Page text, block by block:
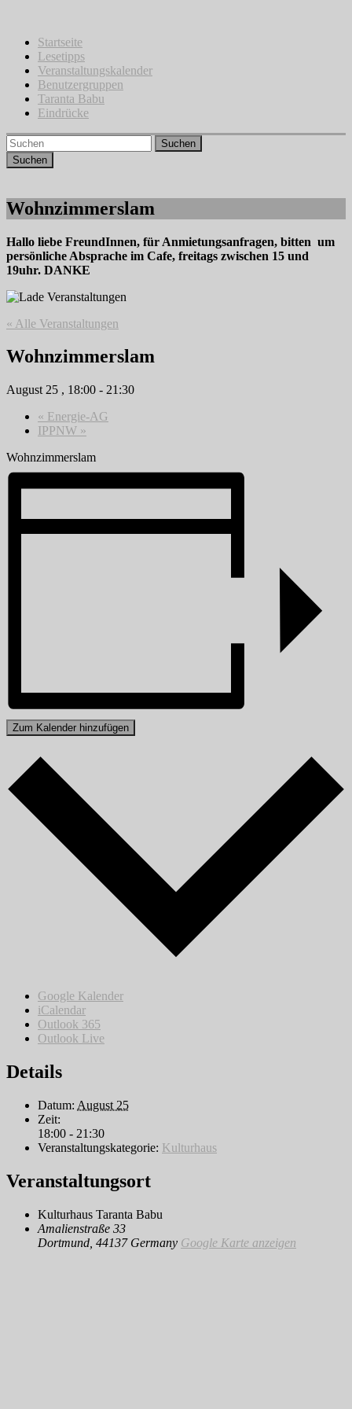
springenStartseite
Lesetipps
Veranstaltungskalender
Benutzergruppen
Taranta Babu
Eindrücke
Suchen
Wohnzimmerslam
Hallo liebe FreundInnen, für Anmietungsanfragen, bitten um
persönliche Absprache im Cafe, freitags zwischen 15 und
19uhr. DANKE
« Alle Veranstaltungen
Wohnzimmerslam
August 25 , 18:00 - 21:30
« Energie-AG
IPPNW »
Wohnzimmerslam
Zum Kalender hinzufügen
Google Kalender
iCalendar
Outlook 365
Outlook Live
Details
Datum: August 25
Zeit:
18:00 - 21:30
Veranstaltungskategorie: Kulturhaus
Veranstaltungsort
Kulturhaus Taranta Babu
Amalienstraße 33
Dortmund 44137 Germany Google Karte anzeigen